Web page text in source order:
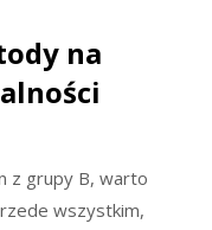
na
z grupy B, warto
wszystkim,